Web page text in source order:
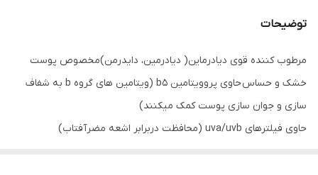
توضیحات
مرطوب کننده قوی دیادرماین( دیادرمین، دایدرمن)مخصوص پوست
خشک و حساس حاوی پروویتامین b5 (ویتامین های گروه b به شفاف
سازی و جوان سازی پوست کمک میکنند)
حاوی فیلترهای uva/uvb (محافظت دربرابر اشعه مضرآفتاب)